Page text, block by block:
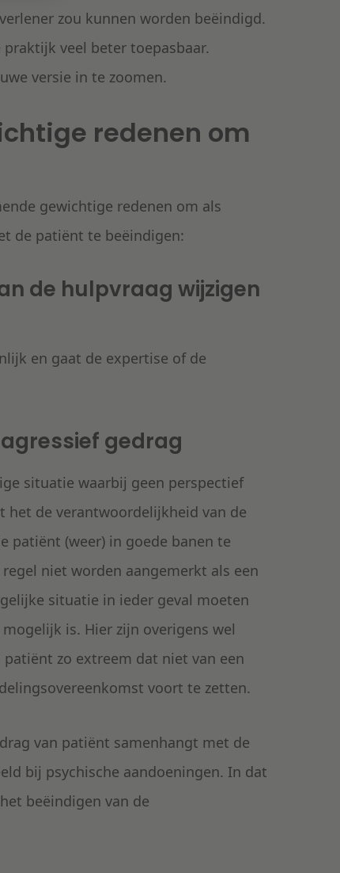
zou kunnen worden beëindigd.
veel beter toepasbaar.
versie in te zoomen.
redenen om
gewichtige redenen om als
de patiënt te beëindigen:
de hulpvraag wijzigen
en gaat de expertise of de
gedrag
situatie waarbij geen perspectief
de verantwoordelijkheid van de
(weer) in goede banen te
niet worden aangemerkt als een
situatie in ieder geval moeten
is. Hier zijn overigens wel
zo extreem dat niet van een
voort te zetten.
van patiënt samenhangt met de
bij psychische aandoeningen. In dat
beëindigen van de